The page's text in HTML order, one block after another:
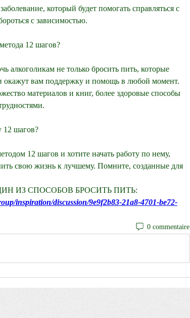
который будет помогать справляться с
с зависимостью.
12 шагов?
алкоголикам не только бросить пить, которые
окажут вам поддержку и помощь в любой момент.
материалов и книг, более здоровые способы
12 шагов?
12 шагов и хотите начать работу по нему,
свою жизнь к лучшему. Помните, созданные для
ОДИН ИЗ СПОСОБОВ БРОСИТЬ ПИТЬ:
inspiration/discussion/9e9f2b83-21a8-4701-be72-
0 commentaire